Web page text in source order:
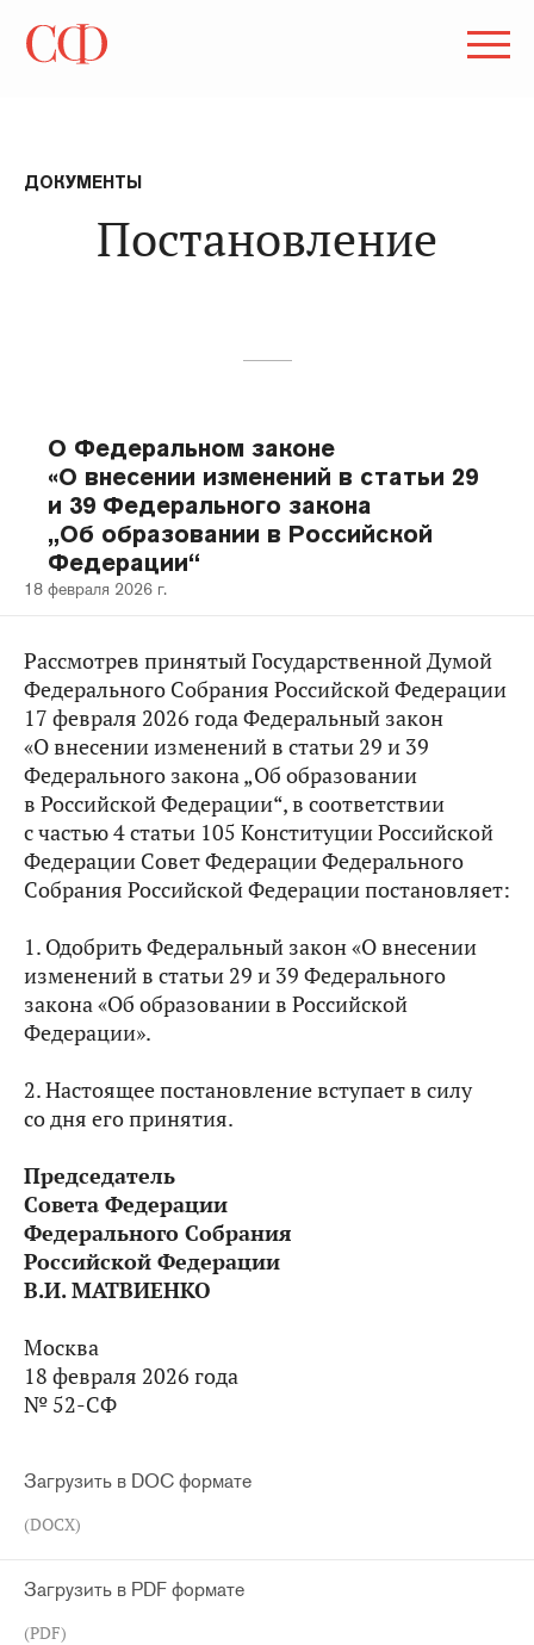
ДОКУМЕНТЫ
Постановление
О Федеральном законе
«О внесении изменений в статьи 29
и 39 Федерального закона
„Об образовании в Российской
Федерации“
18 февраля 2026 г.
Рассмотрев принятый Государственной Думой
Федерального Собрания Российской Федерации
17 февраля 2026 года Федеральный закон
«О внесении изменений в статьи 29 и 39
Федерального закона „Об образовании
в Российской Федерации“, в соответствии
с частью 4 статьи 105 Конституции Российской
Федерации Совет Федерации Федерального
Собрания Российской Федерации постановляет:
1. Одобрить Федеральный закон «О внесении
изменений в статьи 29 и 39 Федерального
закона «Об образовании в Российской
Федерации».
2. Настоящее постановление вступает в силу
со дня его принятия.
Председатель
Совета Федерации
Федерального Собрания
Российской Федерации
В.И. МАТВИЕНКО
Москва
18 февраля 2026 года
№ 52-СФ
Загрузить в DOC формате
(DOCX)
Загрузить в PDF формате
(PDF)